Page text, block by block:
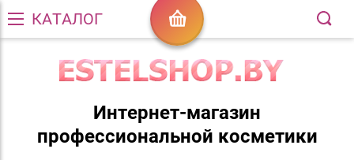
КАТАЛОГ
Интернет-магазин
профессиональной косметики